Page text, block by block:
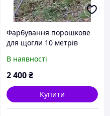
Фарбування порошкове
для щогли 10 метрів
В наявності
2 400₴
Купити